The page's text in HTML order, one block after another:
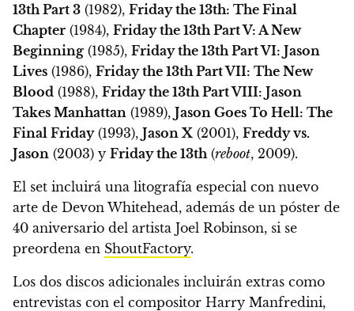
13th Part 3 (1982), Friday the 13th: The Final
Chapter (1984), Friday the 13th Part V: A New
Beginning (1985), Friday the 13th Part VI: Jason
Lives (1986), Friday the 13th Part VII: The New
Blood (1988), Friday the 13th Part VIII: Jason
Takes Manhattan (1989), Jason Goes To Hell: The
Final Friday(1993), Jason X (2001), Freddy vs.
Jason (2003) y Friday the 13th (reboot, 2009).
El set incluirá una litografía especial con nuevo
arte de Devon Whitehead, además de un póster de
40 aniversario del artista Joel Robinson, si se
preordena en ShoutFactory.
Los dos discos adicionales incluirán extras como
entrevistas con el compositor Harry Manfredini,